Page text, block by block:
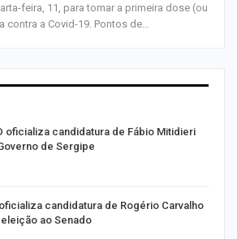
feira, 11, para tomar a primeira dose (ou
contra a Covid-19. Pontos de…
oficializa candidatura de Fábio Mitidieri
de Sergipe
candidatura de Rogério Carvalho
ao Senado